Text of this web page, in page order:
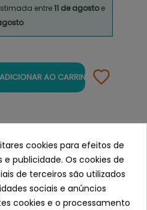
estimada entre11 de agostoe
ADICIONAR AO CARRINHO
Laga Opti
cookies para efeitos de
publicidade. Os cookies de
de terceiros são utilizados
sociais e anúncios
cookies e o processamento